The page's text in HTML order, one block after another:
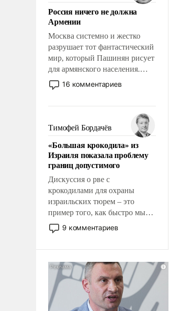
уязвимости США, например,
перед Китаем.
Россия ничего не должна
Армении
Москва системно и жестко
разрушает тот фантастический
мир, который Пашинян рисует
для армянского населения.
Мир, где политические
прожекты будут безусловно
налогоплательщиков и где
Еревану за свои поступки не
нужно отвечать.
16 комментариев
Тимофей Бордачёв
«Большая крокодила» из
Израиля показала проблему
границ допустимого
Дискуссия о рве с
крокодилами для охраны
израильских тюрем – это
пример того, как быстро мы
двигаемся по пути
революционных изменений.
псевдонаучной фантастики,
стало всерьез обсуждаемой
идеей.
9 комментариев